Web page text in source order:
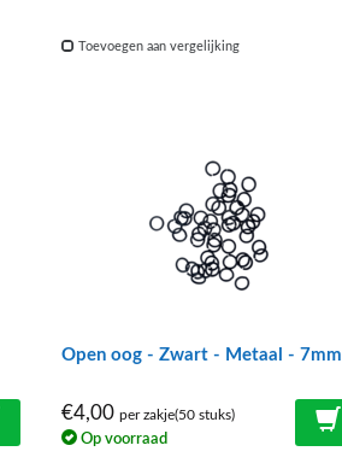
Toevoegen aan vergelijking
Open oog - Zwart - Metaal - 7mm
€4,00 per zakje(50 stuks)
Op voorraad